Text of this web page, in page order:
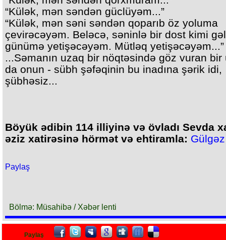
“Külək, mən səndən güclüyəm...”
“Külək, mən səni səndən qoparıb öz yoluma
çevirəcəyəm. Beləcə, səninlə bir dost kimi
günümə yetişəcəyəm. Mütləq yetişəcəyəm...”
...Səmanın uzaq bir nöqtəsində göz vuran bir
da onun - sübh şəfəqinin bu inadına şərik idi,
şübhəsiz...
Böyük ədibin 114 illiyinə və övladı Sevda
əziz xatirəsinə hörmət və ehtiramla:
Paylaş
Bölmə: Müsahibə / Xəbər lenti
Paylaş